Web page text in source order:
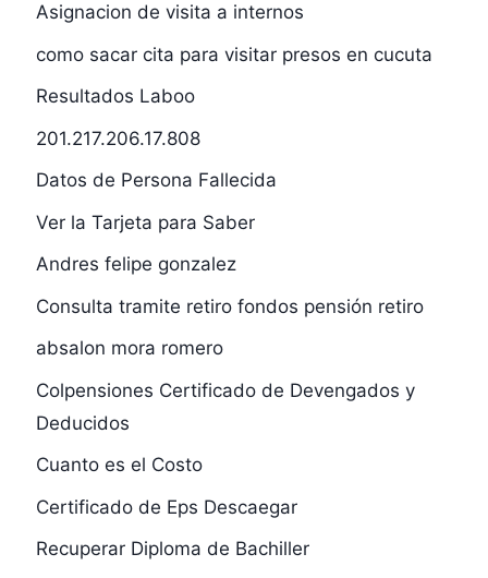
Asignacion de visita a internos
como sacar cita para visitar presos en cucuta
Resultados Laboo
201.217.206.17.808
Datos de Persona Fallecida
Ver la Tarjeta para Saber
Andres felipe gonzalez
Consulta tramite retiro fondos pensión retiro
absalon mora romero
Colpensiones Certificado de Devengados y
Deducidos
Cuanto es el Costo
Certificado de Eps Descaegar
Recuperar Diploma de Bachiller